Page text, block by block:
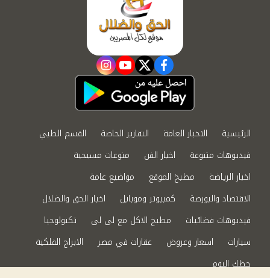
facebook
twitter
youtube
instagram
الرئيسية الاخبار العامة التقارير الخاصة
القسم الطبي
فيديوهات متنوعة
اخبار الفن
منوعات مسيحية
اخبار الرياضة
مطبخ الموقع
مواضيع عامة
الاقتصاد والبورصة
كمبيوتر وموبايل
اخبار الحق والضلال
فيديوهات فضائيات
مطبخ الاكل مع لى لى
تكنولوجيا
سيارات
اسعار وعروض عقارات في مصر
الابراج الفلكية
حظك اليوم